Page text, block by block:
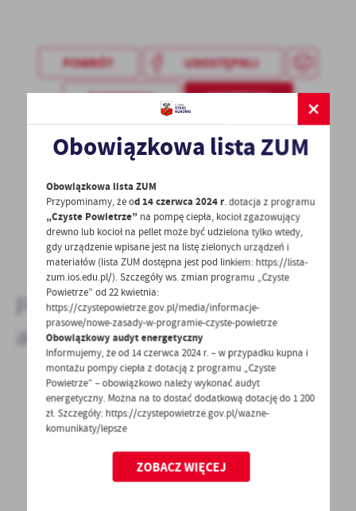
POWRÓT UDOSTĘPNIJ
POPRZEDNI NASTĘPNY
Spodobała Ci się informacja? Zostaw nam swoją opinię
- to dla Ciebie staramy się być najlepsi, a Twoje zdanie
bardzo nam w tym pomoże!
DODAJ KOMENTARZ
Pozostałe
aktualności
12 - 05 - 2026
Ważna informacja!
Obowiązkowa lista ZUM
Obowiązkowa lista ZUM
Przypominamy, że od 14 czerwca 2024 r. dotacja z programu
„Czyste Powietrze” na pompę ciepła, kocioł zgazowujący
drewno lub kocioł na pellet może być udzielona tylko wtedy,
gdy urządzenie wpisane jest na listę zielonych urządzeń i
materiałów (lista ZUM dostępna jest pod linkiem: https://lista-
zum.ios.edu.pl/). Szczegóły ws. zmian programu „Czyste
Powietrze” od 22 kwietnia:
https://czystepowietrze.gov.pl/media/informacje-
prasowe/nowe-zasady-w-programie-czyste-powietrze
Obowiązkowy audyt energetyczny
Informujemy, że od 14 czerwca 2024 r. – w przypadku kupna i
montażu pompy ciepła z dotacją z programu „Czyste
Powietrze” – obowiązkowo należy wykonać audyt
energetyczny. Można na to dostać dodatkową dotację do 1 200
zł. Szczegóły: https://czystepowietrze.gov.pl/wazne-
komunikaty/lepsze
ZOBACZ WIĘCEJ